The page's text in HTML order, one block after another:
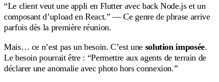
“Le client veut une appli en Flutter avec back Node.js et un
composant d’upload en React.” — Ce genre de phrase arrive
parfois dès la première réunion.
Mais… ce n’est pas un besoin. C’est une solution imposée.
Le besoin pourrait être : “Permettre aux agents de terrain de
déclarer une anomalie avec photo hors connexion.”